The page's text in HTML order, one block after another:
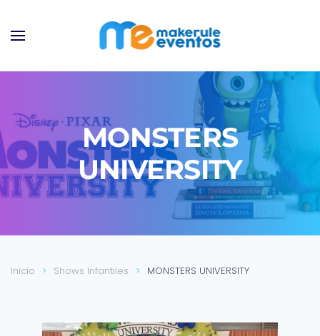
Ir al contenido principal
MONSTERS
UNIVERSITY
Inicio Shows Infantiles MONSTERS UNIVERSITY